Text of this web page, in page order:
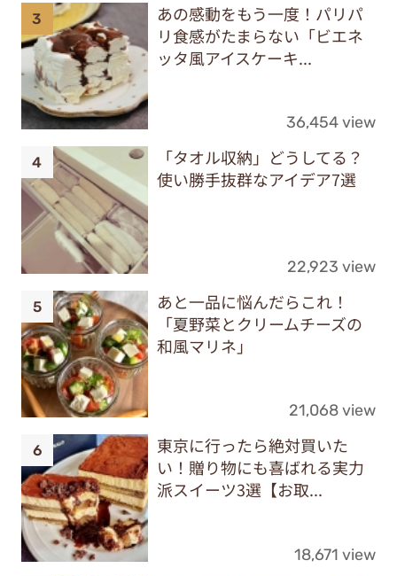
あの感動をもう一度！パリパ
リ食感がたまらない「ビエネ
ッタ風アイスケーキ...
36,454 view
「タオル収納」どうしてる？
使い勝手抜群なアイデア7選
22,923 view
あと一品に悩んだらこれ！
「夏野菜とクリームチーズの
和風マリネ」
21,068 view
東京に行ったら絶対買いた
い！贈り物にも喜ばれる実力
派スイーツ3選【お取...
18,671 view